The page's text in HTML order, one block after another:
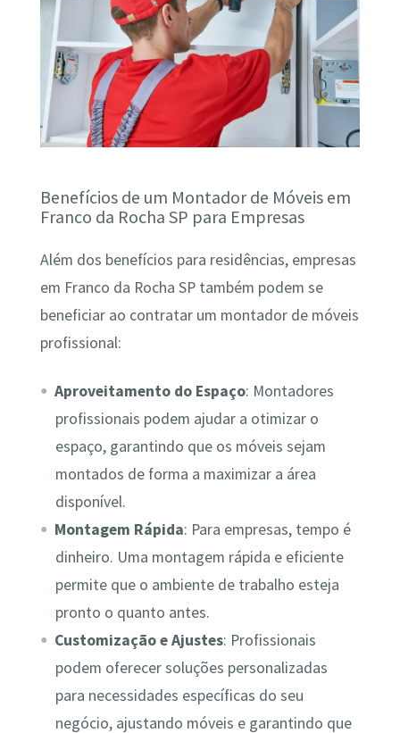
Benefícios de um Montador de Móveis em
Franco da Rocha SP para Empresas
Além dos benefícios para residências, empresas
em Franco da Rocha SP também podem se
beneficiar ao contratar um montador de móveis
profissional:
Aproveitamento do Espaço: Montadores
profissionais podem ajudar a otimizar o
espaço, garantindo que os móveis sejam
montados de forma a maximizar a área
disponível.
Montagem Rápida: Para empresas, tempo é
dinheiro. Uma montagem rápida e eficiente
permite que o ambiente de trabalho esteja
pronto o quanto antes.
Customização e Ajustes: Profissionais
podem oferecer soluções personalizadas
para necessidades específicas do seu
negócio, ajustando móveis e garantindo que